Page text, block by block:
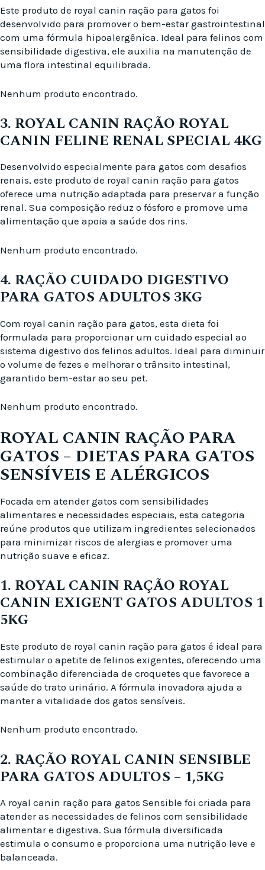
Este produto de royal canin ração para gatos foi
desenvolvido para promover o bem-estar gastrointestinal
com uma fórmula hipoalergênica. Ideal para felinos com
sensibilidade digestiva, ele auxilia na manutenção de
uma flora intestinal equilibrada.
Nenhum produto encontrado.
3. ROYAL CANIN RAÇÃO ROYAL
CANIN FELINE RENAL SPECIAL 4KG
Desenvolvido especialmente para gatos com desafios
renais, este produto de royal canin ração para gatos
oferece uma nutrição adaptada para preservar a função
renal. Sua composição reduz o fósforo e promove uma
alimentação que apoia a saúde dos rins.
Nenhum produto encontrado.
4. RAÇÃO CUIDADO DIGESTIVO
PARA GATOS ADULTOS 3KG
Com royal canin ração para gatos, esta dieta foi
formulada para proporcionar um cuidado especial ao
sistema digestivo dos felinos adultos. Ideal para diminuir
o volume de fezes e melhorar o trânsito intestinal,
garantido bem-estar ao seu pet.
Nenhum produto encontrado.
ROYAL CANIN RAÇÃO PARA
GATOS – DIETAS PARA GATOS
SENSÍVEIS E ALÉRGICOS
Focada em atender gatos com sensibilidades
alimentares e necessidades especiais, esta categoria
reúne produtos que utilizam ingredientes selecionados
para minimizar riscos de alergias e promover uma
nutrição suave e eficaz.
1. ROYAL CANIN RAÇÃO ROYAL
CANIN EXIGENT GATOS ADULTOS 1
5KG
Este produto de royal canin ração para gatos é ideal para
estimular o apetite de felinos exigentes, oferecendo uma
combinação diferenciada de croquetes que favorece a
saúde do trato urinário. A fórmula inovadora ajuda a
manter a vitalidade dos gatos sensíveis.
Nenhum produto encontrado.
2. RAÇÃO ROYAL CANIN SENSIBLE
PARA GATOS ADULTOS – 1,5KG
A royal canin ração para gatos Sensible foi criada para
atender as necessidades de felinos com sensibilidade
alimentar e digestiva. Sua fórmula diversificada
estimula o consumo e proporciona uma nutrição leve e
balanceada.